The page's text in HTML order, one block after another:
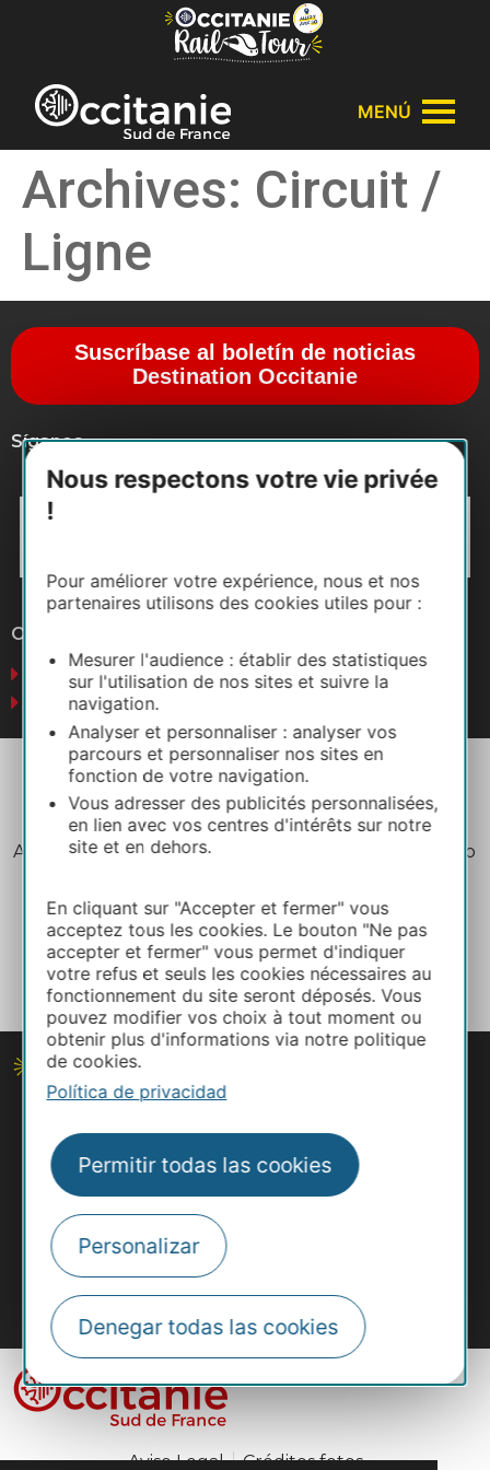
Panel de gestión de cookies
Nous respectons votre vie privée
!
Pour améliorer votre expérience, nous et nos
partenaires utilisons des cookies utiles pour :
Mesurer l'audience : établir des statistiques
sur l'utilisation de nos sites et suivre la
navigation.
Analyser et personnaliser : analyser vos
parcours et personnaliser nos sites en
fonction de votre navigation.
Vous adresser des publicités personnalisées,
en lien avec vos centres d'intérêts sur notre
site et en dehors.
En cliquant sur "Accepter et fermer" vous
acceptez tous les cookies. Le bouton "Ne pas
accepter et fermer" vous permet d'indiquer
votre refus et seuls les cookies nécessaires au
fonctionnement du site seront déposés. Vous
pouvez modifier vos choix à tout moment ou
obtenir plus d'informations via notre politique
de cookies.
Política de privacidad
Permitir todas las cookies
Personalizar
Denegar todas las cookies
MENÚ
Archives: Circuit /
Ligne
Suscríbase al boletín de noticias
Destination Occitanie
Síganos
Otros sitios web
Negocios
Prensa
Aviso legal Política de privacidad
Plano del sitio
Aviso Legal Créditos fotos